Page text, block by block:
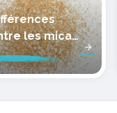
les micas
pâtes